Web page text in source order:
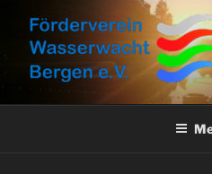
Inhalt
springen
Aktuelles, Aktionen und